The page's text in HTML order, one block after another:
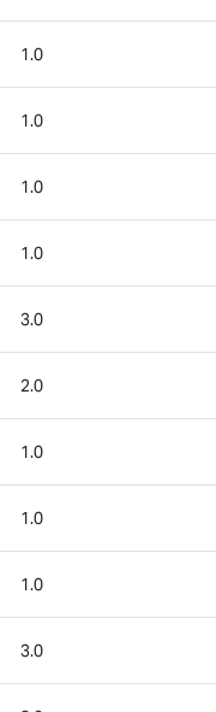
1.0
1.0
1.0
1.0
3.0
2.0
1.0
1.0
1.0
3.0